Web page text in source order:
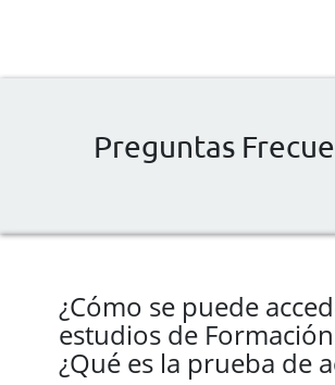
Preguntas
¿Cómo se puede
estudios de
¿Qué es la prueba de